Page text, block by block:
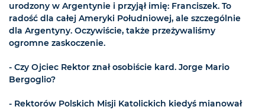
urodzony w Argentynie i przyjął imię: Franciszek. To
radość dla całej Ameryki Południowej, ale szczególnie
dla Argentyny. Oczywiście, także przeżywaliśmy
ogromne zaskoczenie.
- Czy Ojciec Rektor znał osobiście kard. Jorge Mario
Bergoglio?
- Rektorów Polskich Misji Katolickich kiedyś mianował